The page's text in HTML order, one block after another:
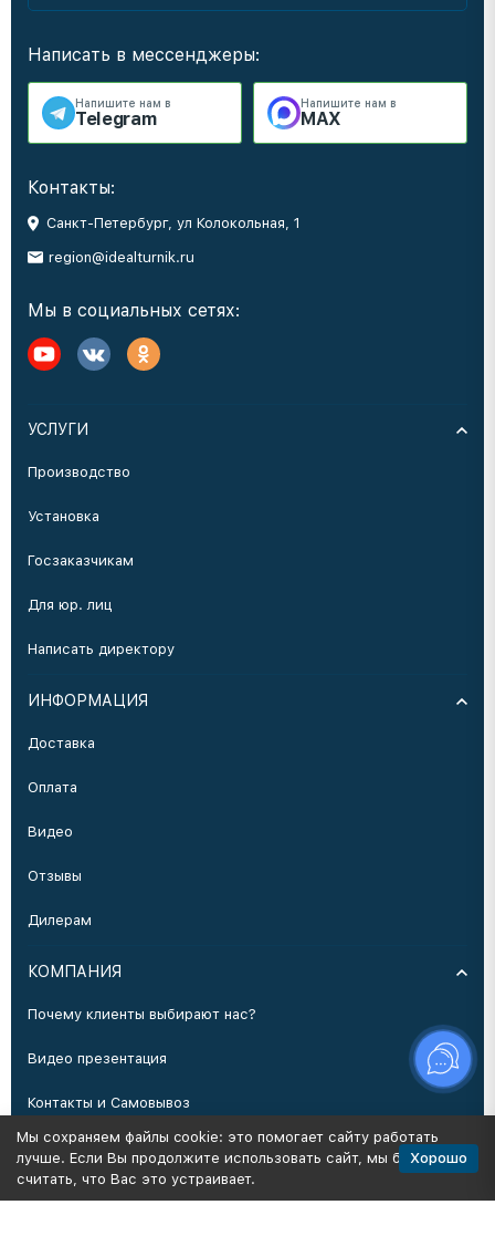
Написать в мессенджеры:
Напишите нам в
Telegram
Напишите нам в
MAX
Контакты:
Санкт-Петербург, ул Колокольная, 1
region@idealturnik.ru
Мы в социальных сетях:
УСЛУГИ
Производство
Установка
Госзаказчикам
Для юр. лиц
Написать директору
ИНФОРМАЦИЯ
Доставка
Оплата
Видео
Отзывы
Дилерам
КОМПАНИЯ
Почему клиенты выбирают нас?
Видео презентация
Контакты и Самовывоз
Производство
Мы сохраняем файлы cookie: это помогает сайту работать
лучше. Если Вы продолжите использовать сайт, мы будем
считать, что Вас это устраивает.
Хорошо